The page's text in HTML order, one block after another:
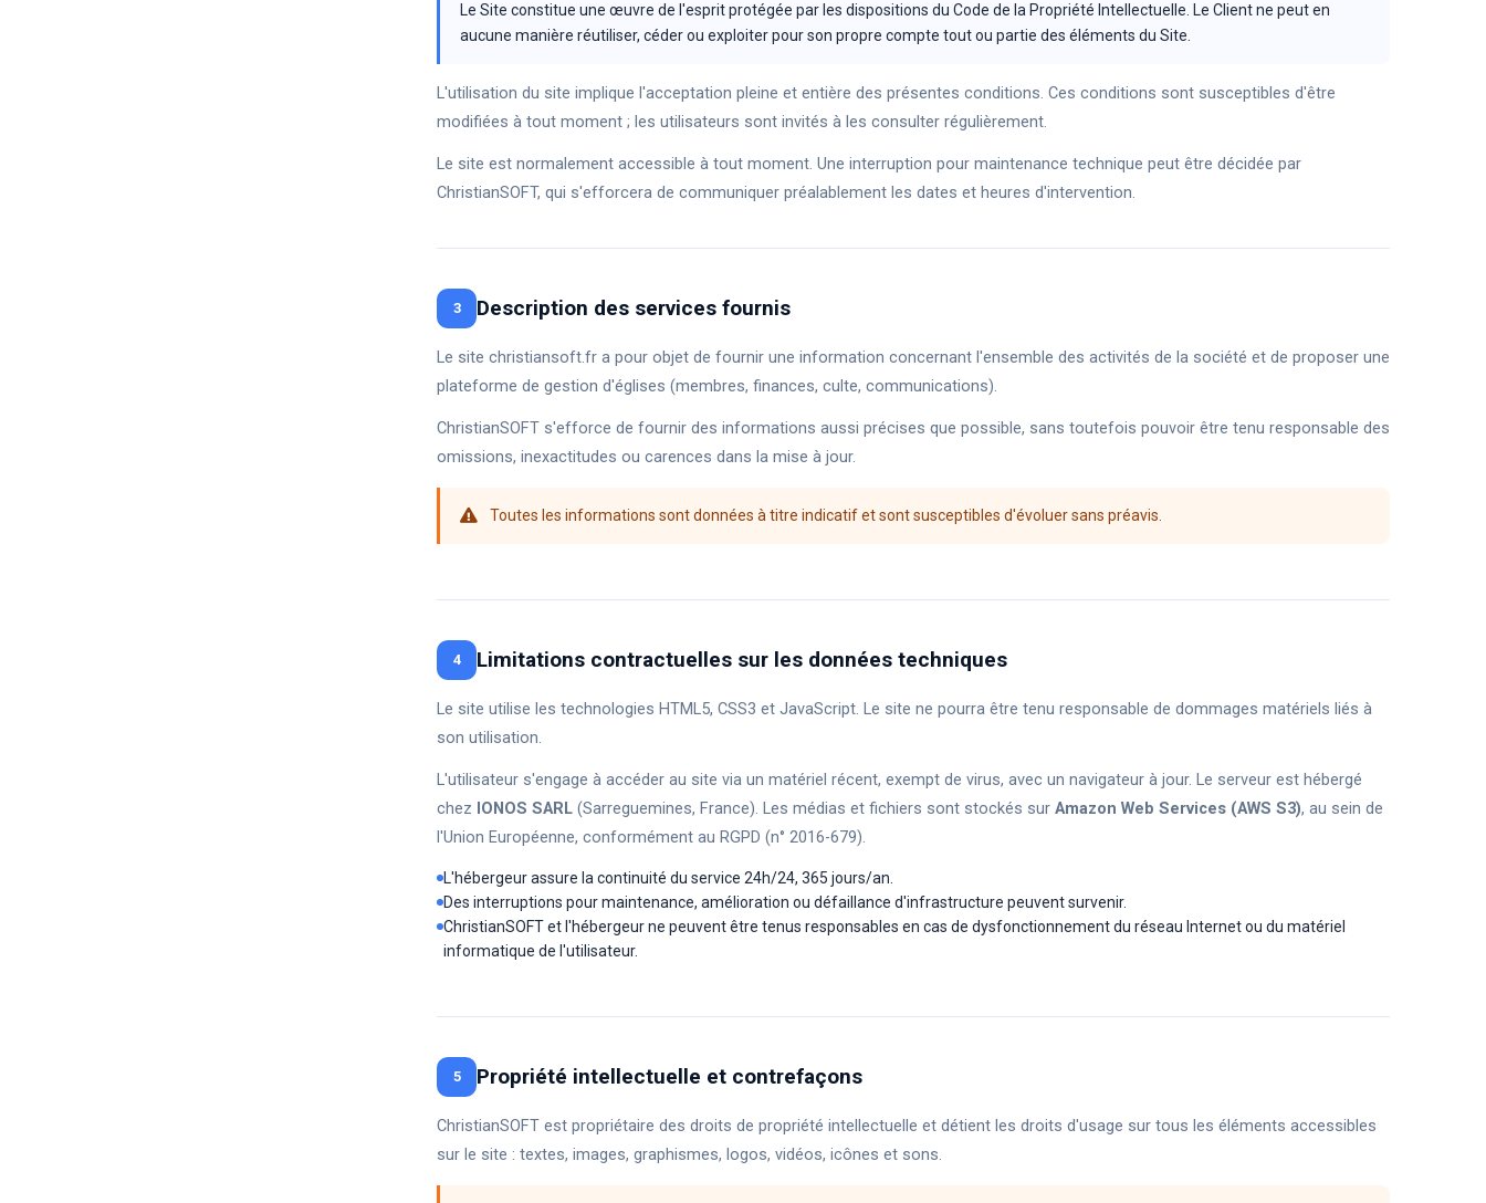
Le Site constitue une œuvre de l'esprit protégée par les dispositions du Code de la Propriété Intellectuelle. Le Client ne peut en
aucune manière réutiliser, céder ou exploiter pour son propre compte tout ou partie des éléments du Site.
L'utilisation du site implique l'acceptation pleine et entière des présentes conditions. Ces conditions sont susceptibles d'être
modifiées à tout moment ; les utilisateurs sont invités à les consulter régulièrement.
Le site est normalement accessible à tout moment. Une interruption pour maintenance technique peut être décidée par
ChristianSOFT, qui s'efforcera de communiquer préalablement les dates et heures d'intervention.
3 Description des services fournis
Le site christiansoft.fr a pour objet de fournir une information concernant l'ensemble des activités de la société et de proposer une
plateforme de gestion d'églises (membres, finances, culte, communications).
ChristianSOFT s'efforce de fournir des informations aussi précises que possible, sans toutefois pouvoir être tenu responsable des
omissions, inexactitudes ou carences dans la mise à jour.
Toutes les informations sont données à titre indicatif et sont susceptibles d'évoluer sans préavis.
4 Limitations contractuelles sur les données techniques
Le site utilise les technologies HTML5, CSS3 et JavaScript. Le site ne pourra être tenu responsable de dommages matériels liés à
son utilisation.
L'utilisateur s'engage à accéder au site via un matériel récent, exempt de virus, avec un navigateur à jour. Le serveur est hébergé
chez IONOS SARL (Sarreguemines, France). Les médias et fichiers sont stockés sur Amazon Web Services (AWS S3), au sein de
l'Union Européenne, conformément au RGPD (n° 2016-679).
L'hébergeur assure la continuité du service 24h/24, 365 jours/an.
Des interruptions pour maintenance, amélioration ou défaillance d'infrastructure peuvent survenir.
ChristianSOFT et l'hébergeur ne peuvent être tenus responsables en cas de dysfonctionnement du réseau Internet ou du matériel
informatique de l'utilisateur.
5 Propriété intellectuelle et contrefaçons
ChristianSOFT est propriétaire des droits de propriété intellectuelle et détient les droits d'usage sur tous les éléments accessibles
sur le site : textes, images, graphismes, logos, vidéos, icônes et sons.